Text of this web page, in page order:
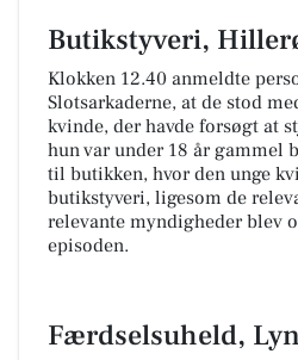
Butikstyveri,
Klokken 12.40 anmeldte
Slotsarkaderne, at de stod
kvinde, der havde forsøgt at
hun var under 18 år gammel
til butikken, hvor den unge
butikstyveri, ligesom de
relevante myndigheder blev
episoden.
Færdselsuheld,